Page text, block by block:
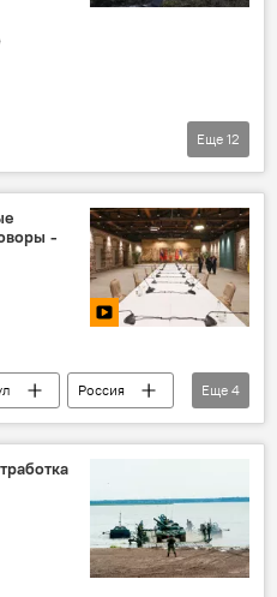
Спецоперация
Теракт
Еще 12
-
Россия
Еще 4